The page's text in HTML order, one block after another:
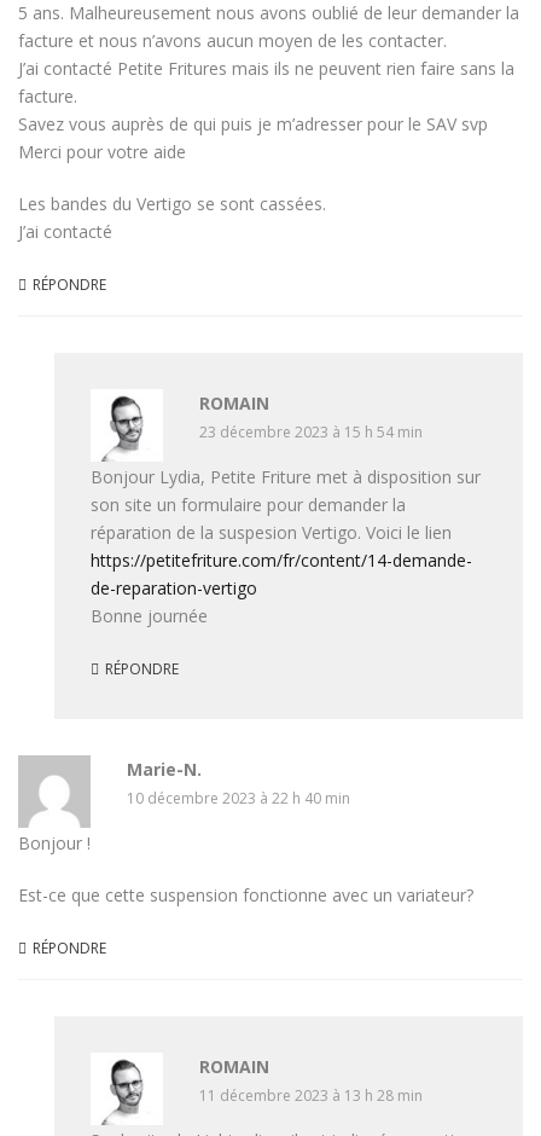
5 ans. Malheureusement nous avons oublié de leur demander la
facture et nous n’avons aucun moyen de les contacter.
J’ai contacté Petite Fritures mais ils ne peuvent rien faire sans la
facture.
Savez vous auprès de qui puis je m’adresser pour le SAV svp
Merci pour votre aide
Les bandes du Vertigo se sont cassées.
J’ai contacté
RÉPONDRE
ROMAIN
23 décembre 2023 à 15 h 54 min
Bonjour Lydia, Petite Friture met à disposition sur
son site un formulaire pour demander la
réparation de la suspesion Vertigo. Voici le lien
https://petitefriture.com/fr/content/14-demande-
de-reparation-vertigo
Bonne journée
RÉPONDRE
Marie-N.
10 décembre 2023 à 22 h 40 min
Bonjour !
Est-ce que cette suspension fonctionne avec un variateur?
RÉPONDRE
ROMAIN
11 décembre 2023 à 13 h 28 min